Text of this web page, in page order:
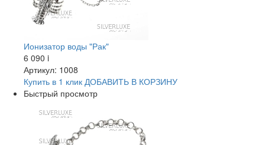
Ионизатор воды "Рак"
6 090 i
Артикул: 1008
Купить в 1 клик ДОБАВИТЬ В КОРЗИНУ
Быстрый просмотр